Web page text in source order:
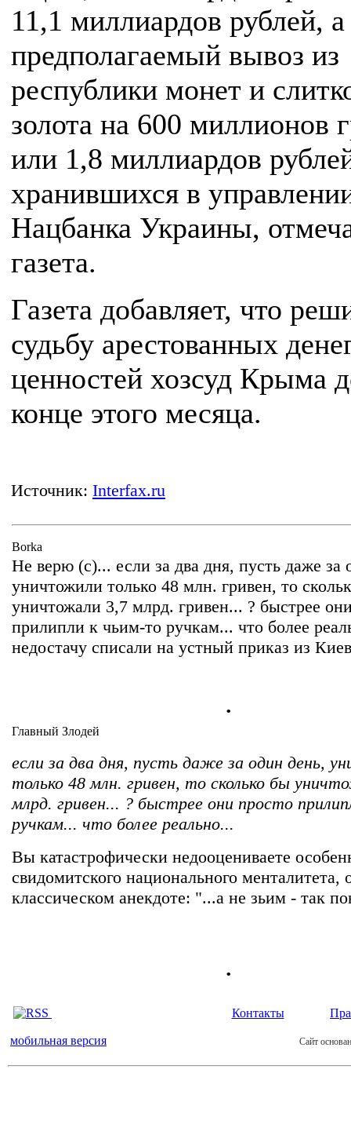
11,1 миллиардов рублей,
предполагаемый вывоз из
республики монет и
золота на 600 миллионов
или 1,8 миллиардов
хранившихся в
Нацбанка Украины,
газета.
Газета добавляет, что
судьбу арестованных
ценностей хозсуд Крыма
конце этого месяца.
Источник: Interfax.ru
Borka
Не верю (с)... если за два дня, пусть даже за
уничтожили только 48 млн. гривен, то
уничтожали 3,7 млрд. гривен... ? быстрее
прилипли к чьим-то ручкам... что более
недостачу списали на устный приказ из
.
Главный Злодей
если за два дня, пусть даже за один день,
только 48 млн. гривен, то сколько бы
млрд. гривен... ? быстрее они просто
ручкам... что более реально...
Вы катастрофически недооцениваете
свидомитского национального
классическом анекдоте: "...а не зьим - так
.
Контакты
мобильная версия Сайт